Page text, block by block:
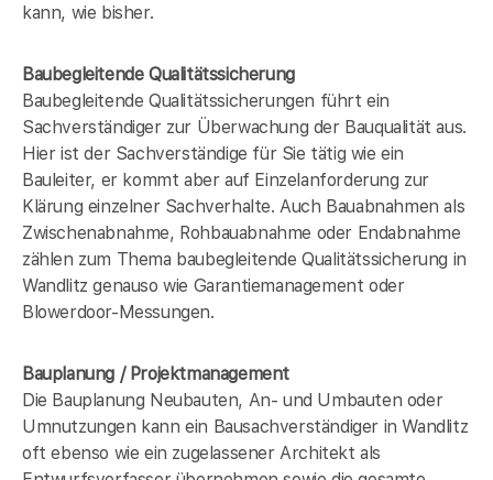
kann, wie bisher.
Baubegleitende Qualitätssicherung
Baubegleitende Qualitätssicherungen führt ein
Sachverständiger zur Überwachung der Bauqualität aus.
Hier ist der Sachverständige für Sie tätig wie ein
Bauleiter, er kommt aber auf Einzelanforderung zur
Klärung einzelner Sachverhalte. Auch Bauabnahmen als
Zwischenabnahme, Rohbauabnahme oder Endabnahme
zählen zum Thema baubegleitende Qualitätssicherung in
Wandlitz genauso wie Garantiemanagement oder
Blowerdoor-Messungen.
Bauplanung / Projektmanagement
Die Bauplanung Neubauten, An- und Umbauten oder
Umnutzungen kann ein Bausachverständiger in Wandlitz
oft ebenso wie ein zugelassener Architekt als